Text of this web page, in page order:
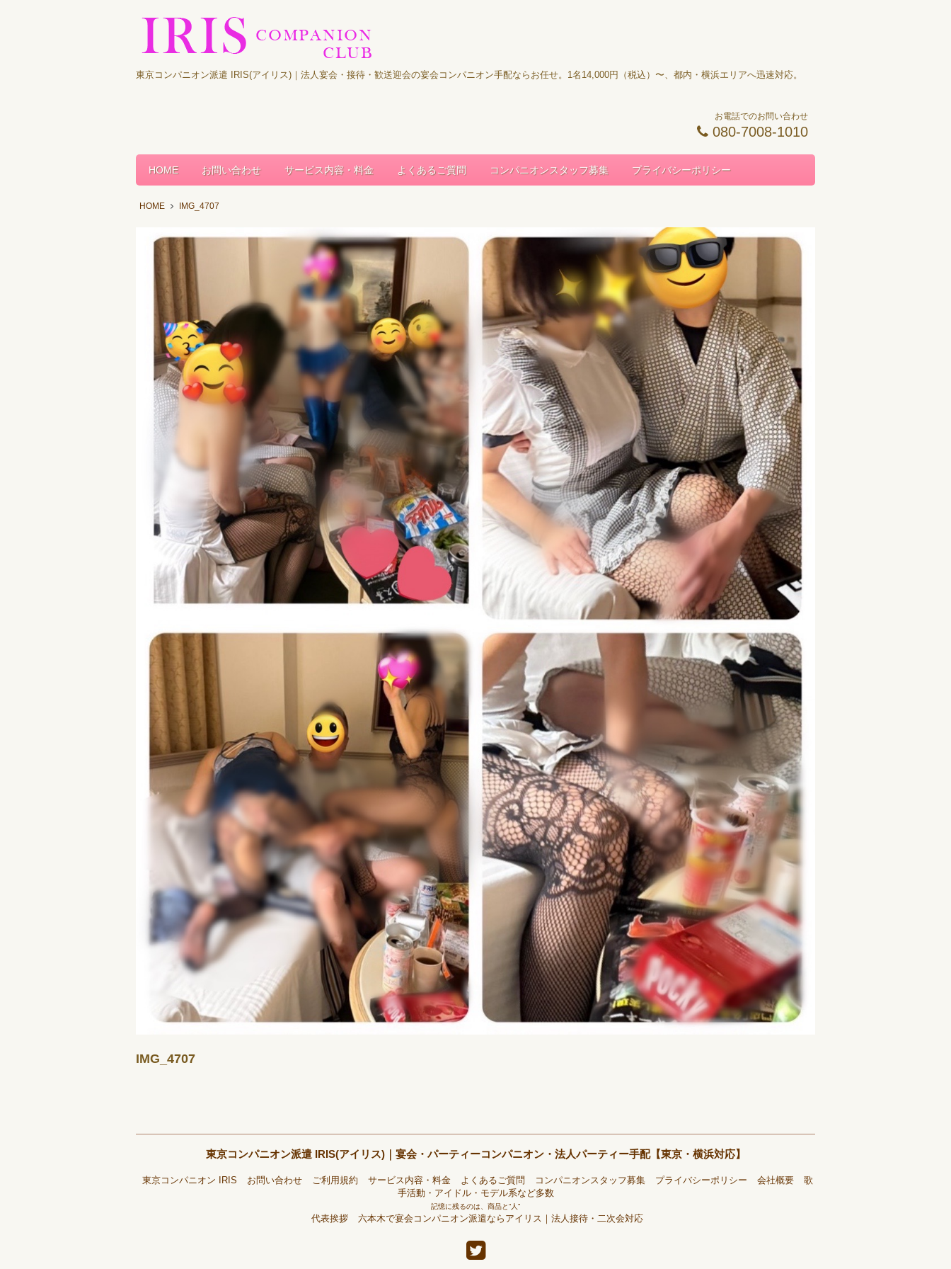
東京コンパニオン派遣 IRIS(アイリス)｜法人宴会・接待・歓送迎会の宴会コンパニオン手配ならお任せ。1名14,000円（税込）〜、都内・横浜エリアへ迅速対応。
お電話でのお問い合わせ
080-7008-1010
HOME お問い合わせ サービス内容・料金 よくあるご質問 コンパニオンスタッフ募集 プライバシーポリシー
HOME IMG_4707
IMG_4707
東京コンパニオン派遣 IRIS(アイリス)｜宴会・パーティーコンパニオン・法人パーティー手配【東京・横浜対応】
東京コンパニオン IRIS お問い合わせ ご利用規約 サービス内容・料金 よくあるご質問 コンパニオンスタッフ募集 プライバシーポリシー 会社概要
歌
手活動・アイドル・モデル系など多数
記憶に残るのは、商品と“人”
代表挨拶 六本木で宴会コンパニオン派遣ならアイリス｜法人接待・二次会対応